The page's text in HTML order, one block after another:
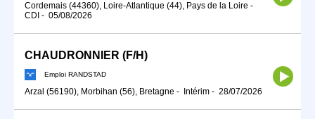
Cordemais (44360), Loire-Atlantique (44), Pays de la Loire -
CDI - 05/08/2026
CHAUDRONNIER (F/H)
Emploi RANDSTAD
Arzal (56190), Morbihan (56), Bretagne - Intérim - 28/07/2026